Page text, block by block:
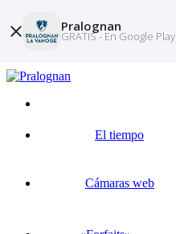
El tiempo
Cámaras web
Pralognan
GRATIS - En Google Play